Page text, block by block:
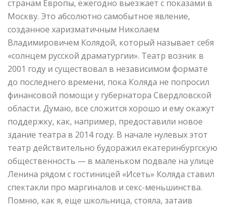
странам Европы, ежегодно выезжает с показами в
Москву. Это абсолютно самобытное явление,
созданное харизматичным Николаем
Владимировичем Колядой, который называет себя
«солнцем русской драматургии». Театр возник в
2001 году и существовал в независимом формате
до последнего времени, пока Коляда не попросил
финансовой помощи у губернатора Свердловской
области. Думаю, все сложится хорошо и ему окажут
поддержку, как, например, предоставили новое
здание театра в 2014 году. В начале нулевых этот
театр действительно будоражил екатеринбургскую
общественность — в маленьком подвале на улице
Ленина рядом с гостиницей «Исеть» Коляда ставил
спектакли про маргиналов и секс-меньшинства.
Помню, как я, еще школьница, стояла, затаив